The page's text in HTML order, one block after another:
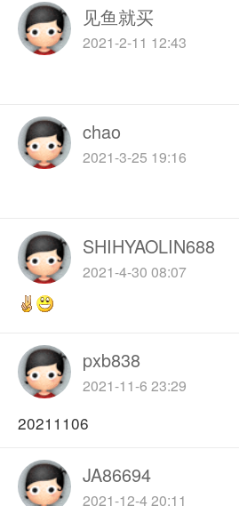
见鱼就买
2021-2-11 12:43
chao
2021-3-25 19:16
SHIHYAOLIN688
2021-4-30 08:07
pxb838
2021-11-6 23:29
20211106
JA86694
2021-12-4 20:11